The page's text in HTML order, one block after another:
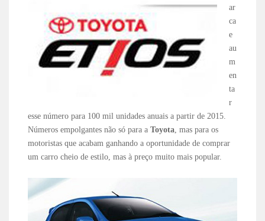
ar
ca
e
au
m
en
ta
r
esse número para 100 mil unidades anuais a partir de 2015.
Números empolgantes não só para aToyota, mas para os
motoristas que acabam ganhando a oportunidade de comprar
um carro cheio de estilo, mas à preço muito mais popular.